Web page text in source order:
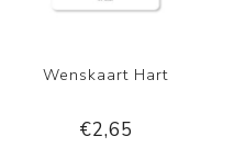
Wenskaart Hart
€2,65